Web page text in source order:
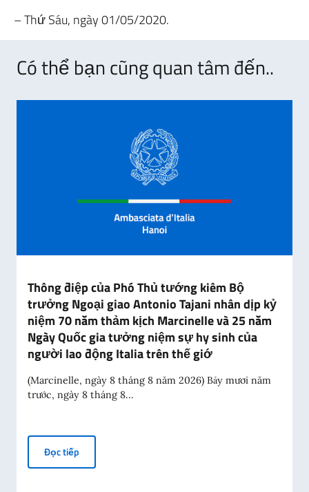
– Thứ Sáu, ngày 01/05/2020.
Có thể bạn cũng quan tâm đến..
Thông điệp của Phó Thủ tướng kiêm Bộ
trưởng Ngoại giao Antonio Tajani nhân dịp kỷ
niệm 70 năm thảm kịch Marcinelle và 25 năm
Ngày Quốc gia tưởng niệm sự hy sinh của
người lao động Italia trên thế giớ
(Marcinelle, ngày 8 tháng 8 năm 2026) Bảy mươi năm
trước, ngày 8 tháng 8...
Đọc tiếp